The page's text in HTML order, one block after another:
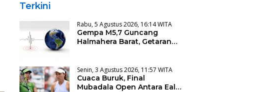
Terkini
Rabu, 5 Agustus 2026, 16:14 WITA
Gempa M5,7 Guncang
Halmahera Barat, Getaran
Senin, 3 Agustus 2026, 11:57 WITA
Cuaca Buruk, Final
Mubadala Open Antara Eala